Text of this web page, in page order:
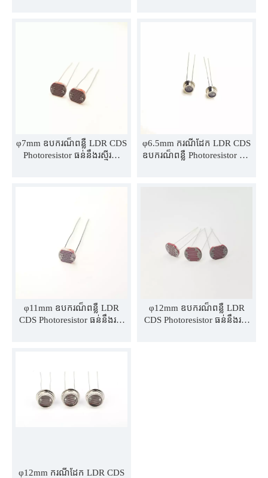
φ7mm ឧបករណ៏ពន្លឺ LDR CDS
Photoresistor ធន់នឹងរស្មីរស្មី
φ6.5mm ករណីដែក LDR CDS
ឧបករណ៏ពន្លឺ Photoresistor ធន់
φ11mm ឧបករណ៏ពន្លឺ LDR
CDS Photoresistor ធន់នឹងរស្មី
φ12mm ឧបករណ៏ពន្លឺ LDR
CDS Photoresistor ធន់នឹងរស្មី
φ12mm ករណីដែក LDR CDS